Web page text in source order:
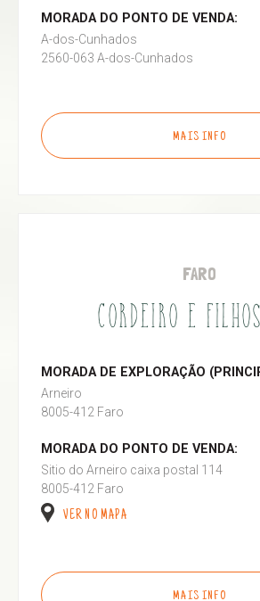
MORADA DO PONTO DE VENDA:
A-dos-Cunhados
2560-063 A-dos-Cunhados
MAIS INFO
FARO
CORDEIRO E
MORADA DE EXPLORAÇÃO
Arneiro
8005-412 Faro
MORADA DO PONTO DE VENDA:
Sitio do Arneiro caixa postal 114
8005-412 Faro
VER NO MAPA
MAIS INFO